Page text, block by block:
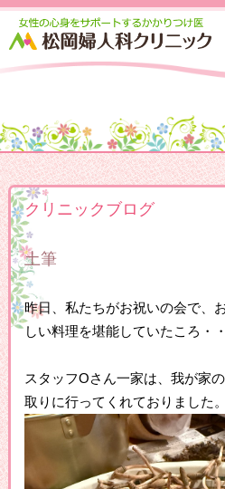
クリニックブログ
土筆
昨日、私たちがお祝いの会で、
しい料理を堪能していたころ・・
スタッフOさん一家は、我が家
取りに行ってくれておりました。